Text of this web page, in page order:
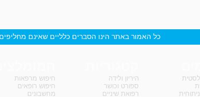
כל האמור באתר הינו הסברים כלליים שאינם
היריון ולידה
ספורט וכושר
רפואת שיניים
חיפוש מרפאות
חיפוש רופאים
מחשבונים